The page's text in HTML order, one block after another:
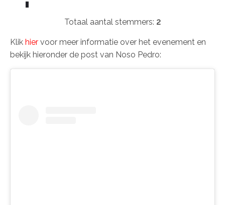
Totaal aantal stemmers: 2
Klik hier voor meer informatie over het evenement en
bekijk hieronder de post van Noso Pedro: